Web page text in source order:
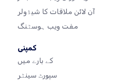
آن لائن ملاقات کا شیڈولر
مفت ویب ہوسٹنگ
کمپنی
کے بارے میں
سپورٹ سینٹر